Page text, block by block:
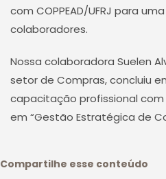
com COPPEAD/UFRJ para
colaboradores.
Nossa colaboradora Suelen
setor de Compras, concluiu
capacitação profissional
em “Gestão Estratégica de
Compartilhe esse conteúdo